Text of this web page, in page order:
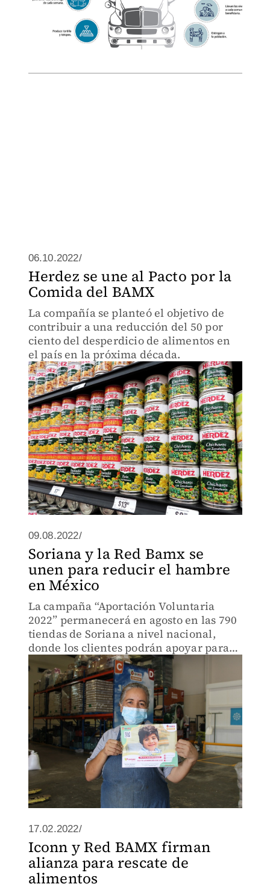
06.10.2022/
Herdez se une al Pacto por la
Comida del BAMX
La compañía se planteó el objetivo de
contribuir a una reducción del 50 por
ciento del desperdicio de alimentos en
el país en la próxima década.
09.08.2022/
Soriana y la Red Bamx se
unen para reducir el hambre
en México
La campaña “Aportación Voluntaria
2022” permanecerá en agosto en las 790
tiendas de Soriana a nivel nacional,
donde los clientes podrán apoyar para
disminuir la carencia alimentaria.
17.02.2022/
Iconn y Red BAMX firman
alianza para rescate de
alimentos